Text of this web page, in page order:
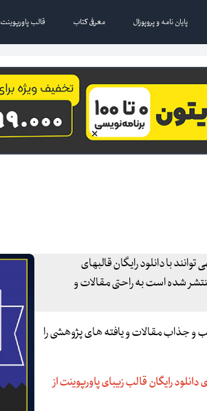
پایان نامه و پروپوزال معرفی کتاب قالب پاورپوینت
با دانلود رایگان قالبهای
شده است به راحتی مقالات و
و جذاب مقالات و یافته های پژوهشی را
رایگان قالب زیبای پاورپوینت از